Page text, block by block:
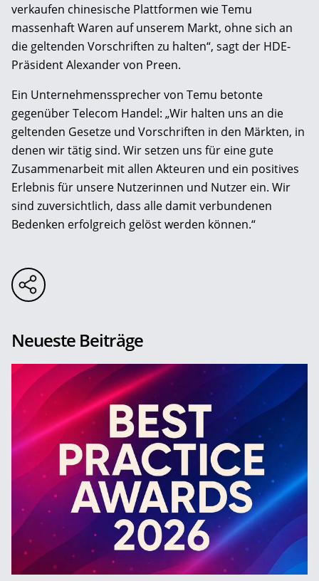
verkaufen chinesische Plattformen wie Temu
massenhaft Waren auf unserem Markt, ohne sich an
die geltenden Vorschriften zu halten“, sagt der HDE-
Präsident Alexander von Preen.
Ein Unternehmenssprecher von Temu betonte
gegenüber Telecom Handel: „Wir halten uns an die
geltenden Gesetze und Vorschriften in den Märkten, in
denen wir tätig sind. Wir setzen uns für eine gute
Zusammenarbeit mit allen Akteuren und ein positives
Erlebnis für unsere Nutzerinnen und Nutzer ein. Wir
sind zuversichtlich, dass alle damit verbundenen
Bedenken erfolgreich gelöst werden können.“
Neueste Beiträge